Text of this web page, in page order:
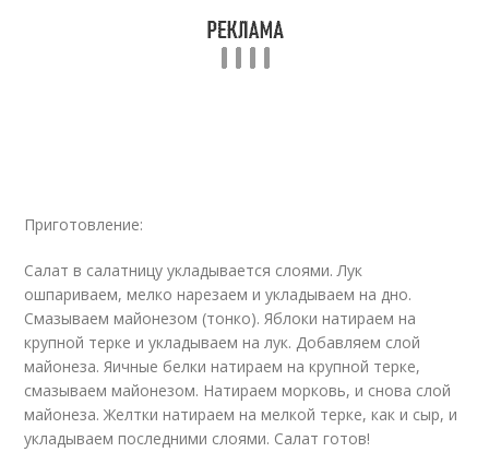
Приготовление:
Салат в салатницу укладывается слоями. Лук
ошпариваем, мелко нарезаем и укладываем на дно.
Смазываем майонезом (тонко). Яблоки натираем на
крупной терке и укладываем на лук. Добавляем слой
майонеза. Яичные белки натираем на крупной терке,
смазываем майонезом. Натираем морковь, и снова слой
майонеза. Желтки натираем на мелкой терке, как и сыр, и
укладываем последними слоями. Салат готов!